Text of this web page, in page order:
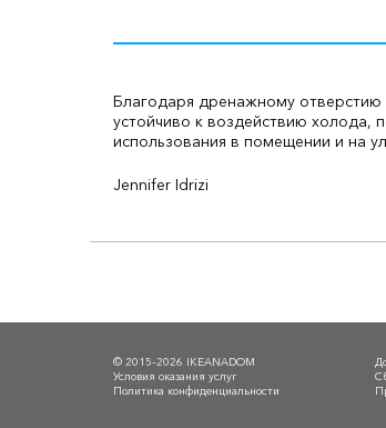
Благодаря дренажному отверстию
устойчиво к воздействию холода,
использования в помещении и на
Jennifer Idrizi
© 2015–2026 IKEANADOM
Условия оказания услуг
Политика конфиденциальности